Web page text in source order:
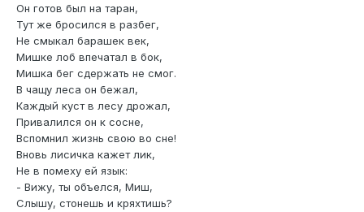
Он готов был на таран,
Тут же бросился в разбег,
Не смыкал барашек век,
Мишке лоб впечатал в бок,
Мишка бег сдержать не смог.
В чащу леса он бежал,
Каждый куст в лесу дрожал,
Привалился он к сосне,
Вспомнил жизнь свою во сне!
Вновь лисичка кажет лик,
Не в помеху ей язык:
- Вижу, ты объелся, Миш,
Слышу, стонешь и кряхтишь?